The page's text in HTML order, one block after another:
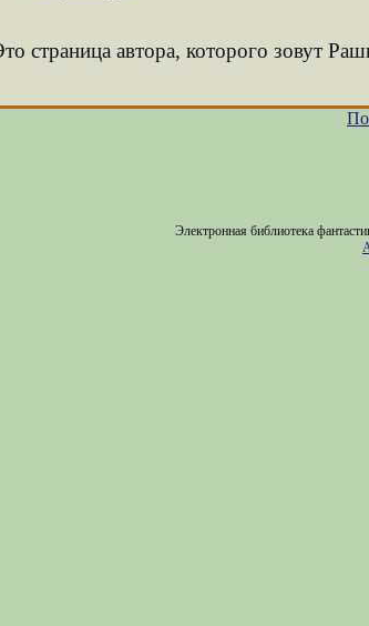
страница автора, которого зовут
Электронная библиотека